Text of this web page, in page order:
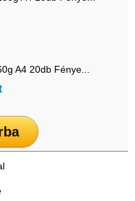
A4 20db Fénye...